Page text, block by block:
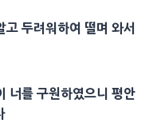
두려워하여 떨며 와서
너를 구원하였으니 평안